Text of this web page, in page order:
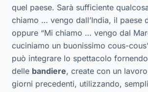
quel paese. Sarà sufficiente
chiamo … vengo dall’India, il paese
oppure “Mi chiamo … vengo dal
cuciniamo un buonissimo cous-
può integrare lo spettacolo
delle bandiere, create con un
giorni precedenti, utilizzando,